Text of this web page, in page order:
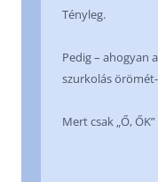
Tényleg.
Pedig – ahogyan
szurkolás
Mert csak „Ő,